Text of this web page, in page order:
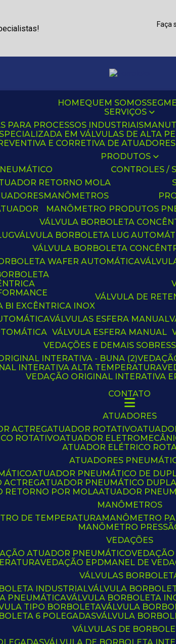
Faça
HOME QUEM SOMOS
SERVIÇOS
PARA PROCESSOS INDUSTRIAIS
EM VÁLVULAS DE ALTA
E CORRETIVA DE
PRODUTOS
RETORNO MOLA
CONTROLES
MANÔMETROS
MANÔMETRO
PRODUTOS
VÁLVULA BORBOLETA
VÁLVULA BORBOLETA LUG
VÁLVULA BORBOLETA
WAFER AUTOMÁTICA
BI EXCÊNTRICA INOX
VÁLVULA DE
VÁLVULAS ESFERA MANUAL
VÁLVULA ESFERA MANUAL
VEDAÇÕES E DEMAIS
INTERATIVA - BUNA (2)
INTERATIVA ALTA TEMPERATURA
VEDAÇÃO ORIGINAL INTERATIVA
CONTATO
ATUADORES
ACTREG ATUADOR ROTATIVO
ROTATIVO
ATUADOR
ATUADOR ELÉTRICO
ATUADORES
ATUADOR PNEUMÁTICO DE
ACTREG
ATUADOR PNEUMÁTICO
RETORNO POR MOLA ATUADOR
MANÔMETROS
DE TEMPERATURA MANÔMETRO
MANÔMETRO
VEDAÇÕES
ATUADOR PNEUMÁTICO
VEDAÇÃO EPDM ANEL DE
VÁLVULAS
INDUSTRIAL VÁLVULA
PNEUMÁTICA VÁLVULA BORBOLETA
TIPO BORBOLETA VÁLVULA
6 POLEGADAS VÁLVULA
VÁLVULAS DE